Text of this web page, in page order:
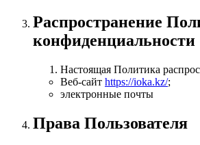
Распространение
конфиденциальности
Настоящая Политика
Веб‑сайт https://ioka.kz/;
электронные почты
Права Пользователя